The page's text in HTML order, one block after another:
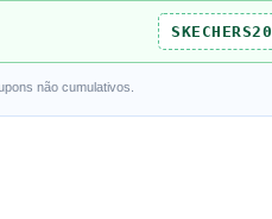
SKECHERS20
não cumulativos.